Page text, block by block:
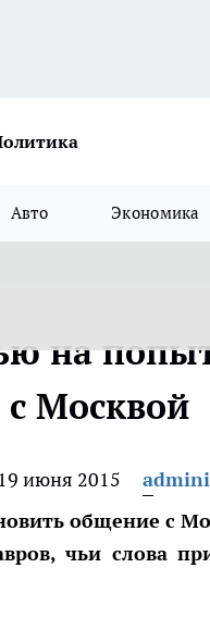
Авто Экономика
на
Москвой
19 июня 2015
общение с
чьи слова